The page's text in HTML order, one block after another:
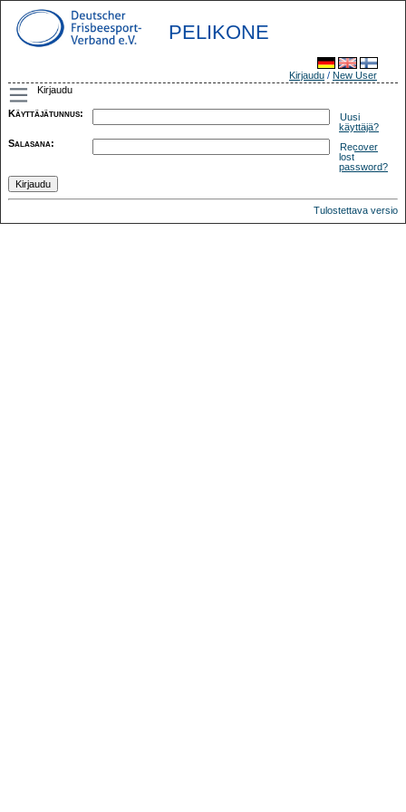
PELIKONE
Kirjaudu / New User
Kirjaudu
Käyttäjätunnus:
Uusi
käyttäjä?
Salasana:
Recover
lost
password?
Tulostettava versio